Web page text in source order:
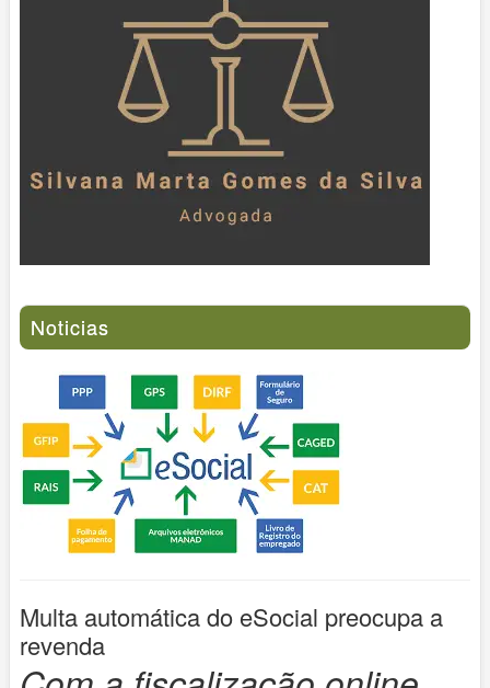
Noticias
Multa automática do eSocial preocupa a
revenda